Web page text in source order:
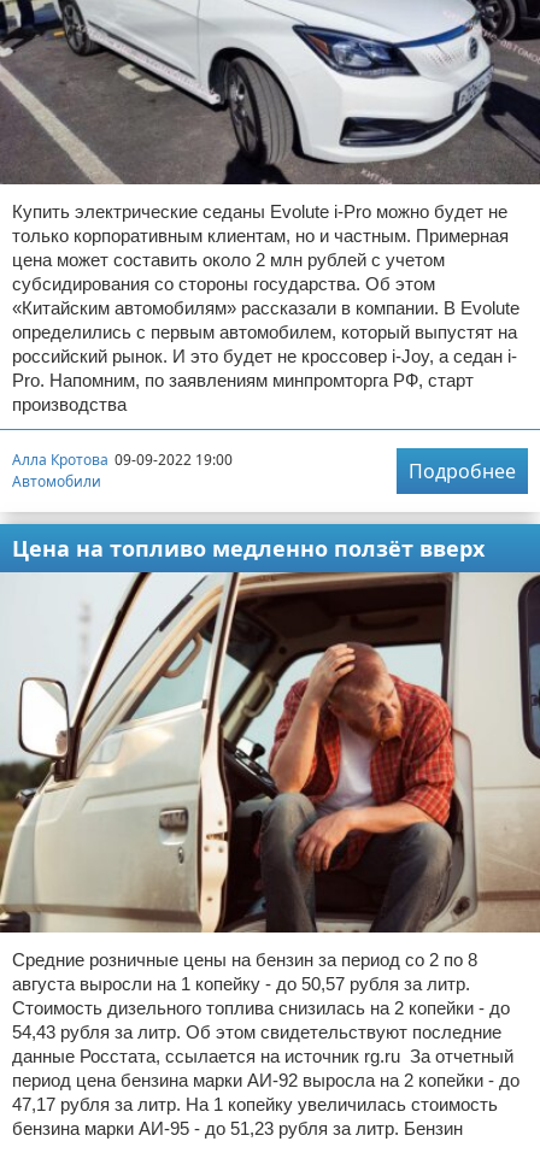
Купить электрические седаны Evolute i-Pro можно будет не
только корпоративным клиентам, но и частным. Примерная
цена может составить около 2 млн рублей с учетом
субсидирования со стороны государства. Об этом
«Китайским автомобилям» рассказали в компании. В Evolute
определились с первым автомобилем, который выпустят на
российский рынок. И это будет не кроссовер i-Joy, а седан i-
Pro. Напомним, по заявлениям минпромторга РФ, старт
производства
Алла Кротова 09-09-2022 19:00
Автомобили
Подробнее
Цена на топливо медленно ползёт вверх
Средние розничные цены на бензин за период со 2 по 8
августа выросли на 1 копейку - до 50,57 рубля за литр.
Стоимость дизельного топлива снизилась на 2 копейки - до
54,43 рубля за литр. Об этом свидетельствуют последние
данные Росстата, ссылается на источник rg.ru За отчетный
период цена бензина марки АИ-92 выросла на 2 копейки - до
47,17 рубля за литр. На 1 копейку увеличилась стоимость
бензина марки АИ-95 - до 51,23 рубля за литр. Бензин